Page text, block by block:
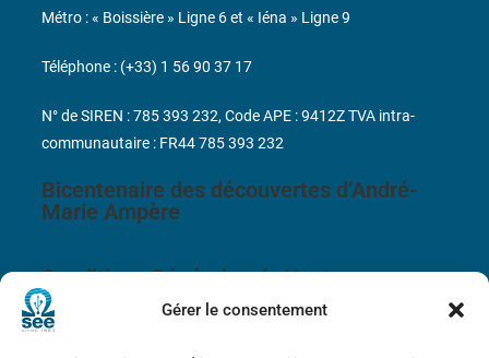
Gérer le consentement
Bicentenaire des découvertes d’André-
Marie Ampère
Conditions Générales de Vente
Métro : « Boissière » Ligne 6 et « Iéna » Ligne 9
Téléphone : (+33) 1 56 90 37 17
N° de SIREN : 785 393 232, Code APE : 9412Z TVA intra-
communautaire : FR44 785 393 232